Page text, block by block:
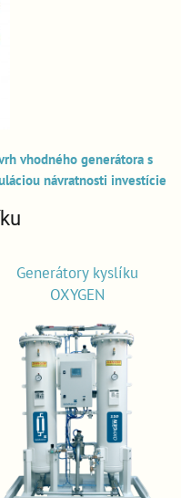
vhodného generátora s
návratnosti investície
Generátory kyslíku
OXYGEN